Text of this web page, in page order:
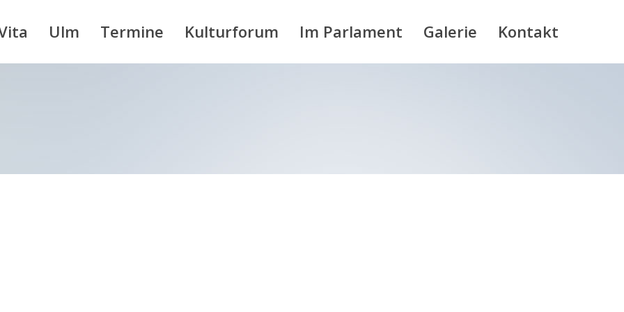
Ulm Termine Kulturforum Im Parlament Galerie Kontakt